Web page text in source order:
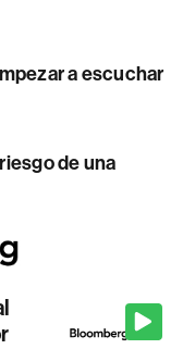
a escuchar
de una